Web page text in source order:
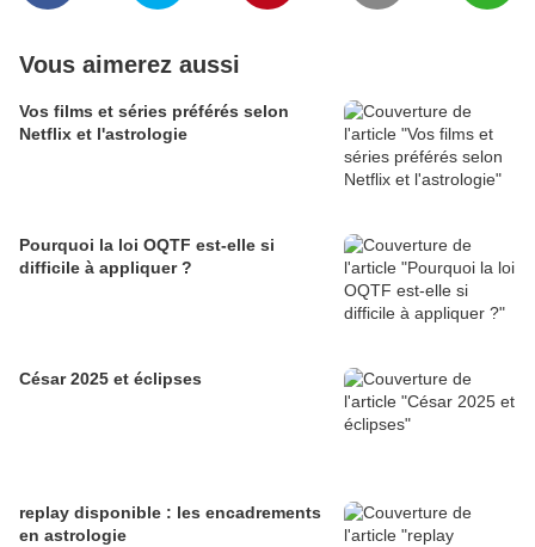
Vous aimerez aussi
Vos films et séries préférés selon
Netflix et l'astrologie
Pourquoi la loi OQTF est-elle si
difficile à appliquer ?
César 2025 et éclipses
replay disponible : les encadrements
en astrologie